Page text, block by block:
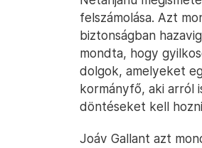
felszámolása. Azt
biztonságban
mondta, hogy
dolgok, amelyeket
kormányfő, aki arról
döntéseket kell
Joáv Gallant azt